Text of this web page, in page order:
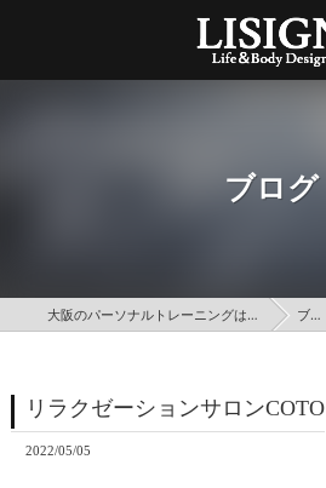
ブログ
大阪のパーソナルトレーニングはLISIGN ブログ
リラクゼーションサロンCOTO
2022/05/05